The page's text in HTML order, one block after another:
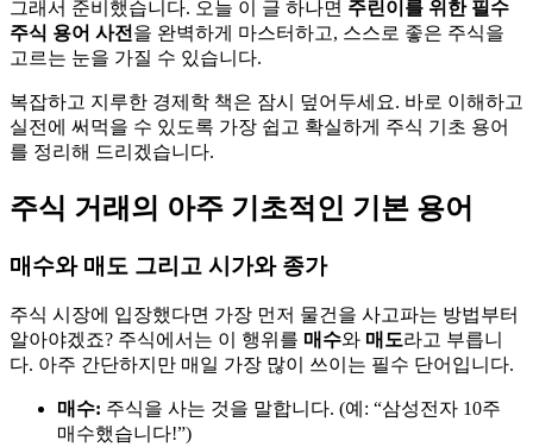
그래서 준비했습니다. 오늘 이 글 하나면 주린이를 위한 필수
주식 용어 사전 을 완벽하게 마스터하고, 스스로 좋은 주식을
고르는 눈을 가질 수 있습니다.
복잡하고 지루한 경제학 책은 잠시 덮어두세요. 바로 이해하고
실전에 써먹을 수 있도록 가장 쉽고 확실하게 주식 기초 용어
를 정리해 드리겠습니다.
주식 거래의 아주 기초적인 기본 용어
매수와 매도 그리고 시가와 종가
주식 시장에 입장했다면 가장 먼저 물건을 사고파는 방법부터
알아야겠죠? 주식에서는 이 행위를 매수와 매도라고 부릅니
다. 아주 간단하지만 매일 가장 많이 쓰이는 필수 단어입니다.
매수: 주식을 사는 것을 말합니다. (예: “삼성전자 10주
매수했습니다!”)